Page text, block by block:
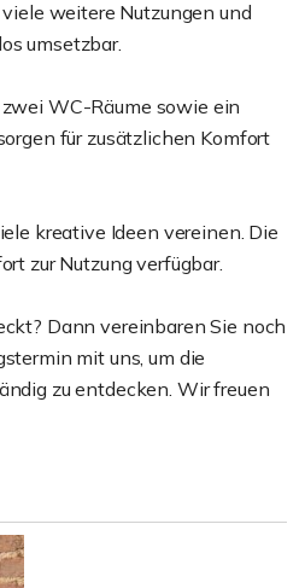
weitere Nutzungen und
umsetzbar.
WC-Räume sowie ein
für zusätzlichen Komfort
kreative Ideen vereinen. Die
zur Nutzung verfügbar.
Dann vereinbaren Sie noch
mit uns, um die
zu entdecken. Wir freuen